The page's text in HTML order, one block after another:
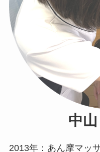
中
2013年：あん摩マッ